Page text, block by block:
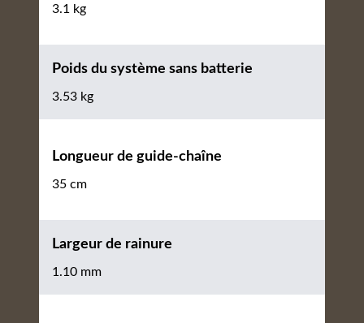
3.1 kg
Poids du système sans batterie
3.53 kg
Longueur de guide-chaîne
35 cm
Largeur de rainure
1.10 mm